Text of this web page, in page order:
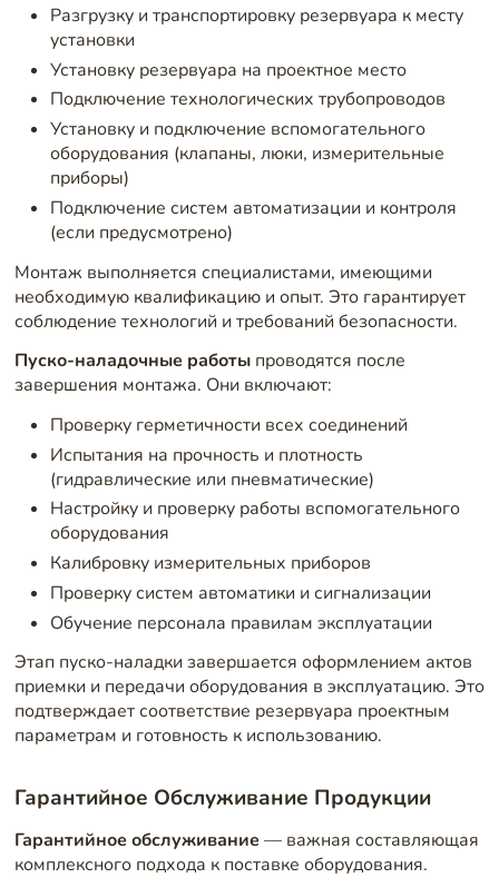
Разгрузку и транспортировку резервуара к месту
установки
Установку резервуара на проектное место
Подключение технологических трубопроводов
Установку и подключение вспомогательного
оборудования (клапаны, люки, измерительные
приборы)
Подключение систем автоматизации и контроля
(если предусмотрено)
Монтаж выполняется специалистами, имеющими
необходимую квалификацию и опыт. Это гарантирует
соблюдение технологий и требований безопасности.
Пуско-наладочные работыпроводятся после
завершения монтажа. Они включают:
Проверку герметичности всех соединений
Испытания на прочность и плотность
(гидравлические или пневматические)
Настройку и проверку работы вспомогательного
оборудования
Калибровку измерительных приборов
Проверку систем автоматики и сигнализации
Обучение персонала правилам эксплуатации
Этап пуско-наладки завершается оформлением актов
приемки и передачи оборудования в эксплуатацию. Это
подтверждает соответствие резервуара проектным
параметрам и готовность к использованию.
Гарантийное Обслуживание Продукции
Гарантийное обслуживание— важная составляющая
комплексного подхода к поставке оборудования.